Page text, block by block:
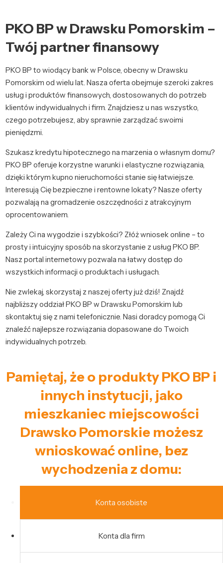
PKO BP w Drawsku Pomorskim –
Twój partner finansowy
PKO BP to wiodący bank w Polsce, obecny w Drawsku
Pomorskim od wielu lat. Nasza oferta obejmuje szeroki zakres
usług i produktów finansowych, dostosowanych do potrzeb
klientów indywidualnych i firm. Znajdziesz u nas wszystko,
czego potrzebujesz, aby sprawnie zarządzać swoimi
pieniędzmi.
Szukasz kredytu hipotecznego na marzenia o własnym domu?
PKO BP oferuje korzystne warunki i elastyczne rozwiązania,
dzięki którym kupno nieruchomości stanie się łatwiejsze.
Interesują Cię bezpieczne i rentowne lokaty? Nasze oferty
pozwalają na gromadzenie oszczędności z atrakcyjnym
oprocentowaniem.
Zależy Ci na wygodzie i szybkości? Złóż wniosek online – to
prosty i intuicyjny sposób na skorzystanie z usług PKO BP.
Nasz portal internetowy pozwala na łatwy dostęp do
wszystkich informacji o produktach i usługach.
Nie zwlekaj, skorzystaj z naszej oferty już dziś! Znajdź
najbliższy oddział PKO BP w Drawsku Pomorskim lub
skontaktuj się z nami telefonicznie. Nasi doradcy pomogą Ci
znaleźć najlepsze rozwiązania dopasowane do Twoich
indywidualnych potrzeb.
Pamiętaj, że o produkty PKO BP i
innych instytucji, jako
mieszkaniec miejscowości
Drawsko Pomorskie możesz
wnioskować online, bez
wychodzenia z domu:
Konta osobiste
Konta dla firm